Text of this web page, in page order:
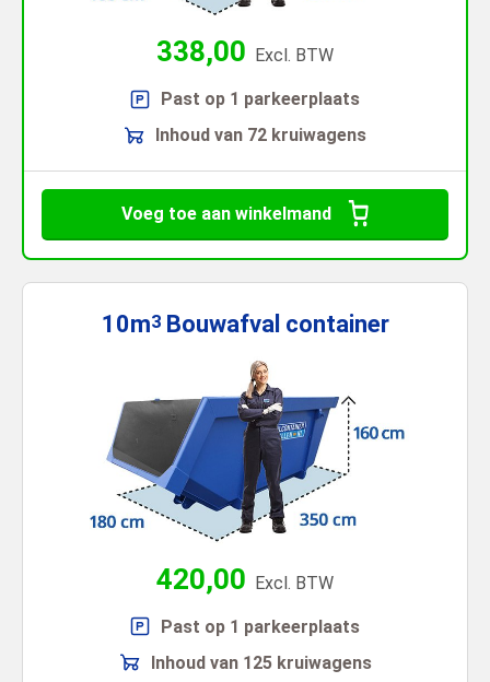
338,00 Excl. BTW
Past op 1 parkeerplaats
Inhoud van 72 kruiwagens
Voeg toe aan winkelmand
10m3 Bouwafval container
420,00 Excl. BTW
Past op 1 parkeerplaats
Inhoud van 125 kruiwagens